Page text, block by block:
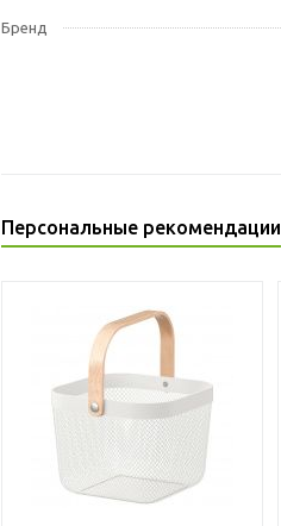
Бренд
Персональные рекомендации